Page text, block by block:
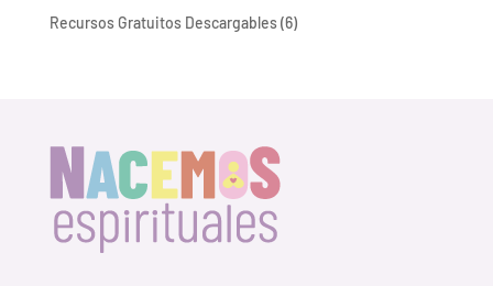
productos
Recursos Gratuitos Descargables 66